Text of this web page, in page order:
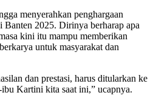
menyerahkan penghargaan
2025. Dirinya berharap apa
kini itu mampu memberikan
untuk masyarakat dan
dan prestasi, harus ditularkan ke
Kartini kita saat ini,” ucapnya.